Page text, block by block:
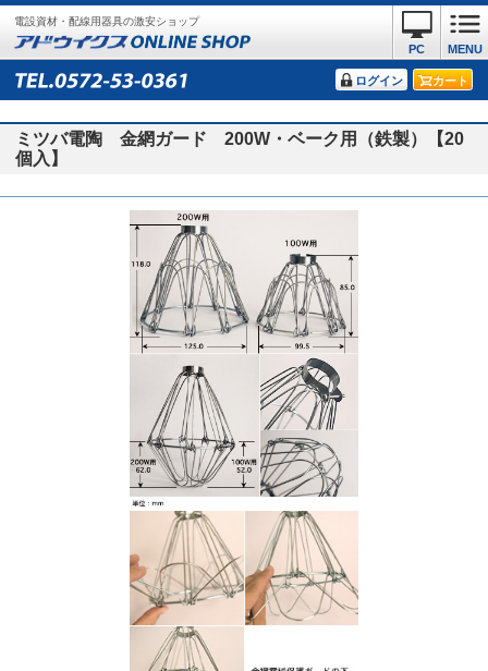
電設資材・配線用器具の激安ショップ
MENU
PC
ログイン カート
ミツバ電陶 金網ガード 200W・ベーク用（鉄製）【20
個入】